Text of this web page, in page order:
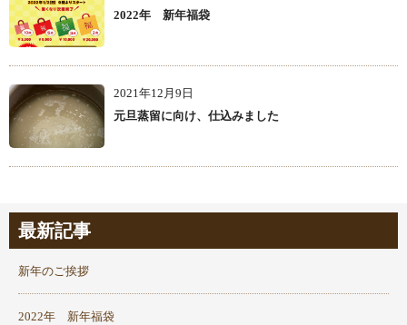
2022年 新年福袋
2021年12月9日
元旦蒸留に向け、仕込みました
最新記事
新年のご挨拶
2022年 新年福袋